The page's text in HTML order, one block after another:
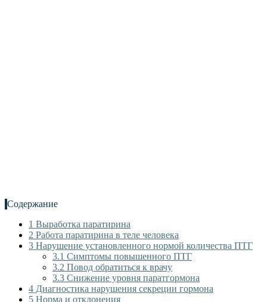
Содержание
1 Выработка паратирина
2 Работа паратирина в теле человека
3 Нарушение установленного нормой количества ПТГ
3.1 Симптомы повышенного ПТГ
3.2 Повод обратиться к врачу
3.3 Снижение уровня паратгормона
4 Диагностика нарушения секреции гормона
5 Норма и отклонения